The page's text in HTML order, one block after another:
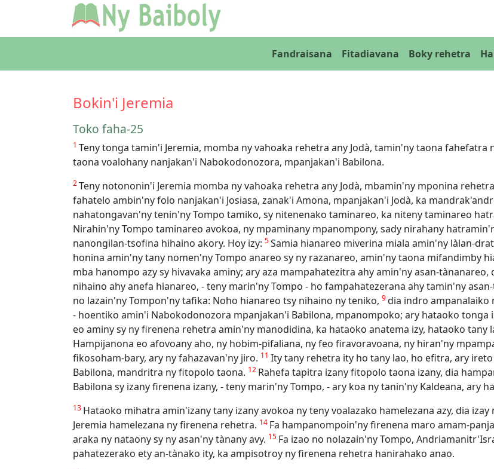
Fandraisana Fitadiavana Boky rehetra
Bokin'i Jeremia
Toko faha-25
1 Teny tonga tamin'i Jeremia, momba ny vahoaka rehetra any Jodà, tamin'ny taona fahefatra
taona voalohany nanjakan'i Nabokodonozora, mpanjakan'i Babilona.
2Teny notononin'i Jeremia momba ny vahoaka rehetra any Jodà, mbamin'ny mponina
fahatelo ambin'ny folo nanjakan'i Josiasa, zanak'i Amona, mpanjakan'i Jodà, ka
nahatongavan'ny tenin'ny Tompo tamiko, sy nitenenako taminareo, ka niteny taminareo
Nirahin'ny Tompo taminareo avokoa, ny mpaminany mpanompony, sady nirahany
nanongilan-tsofina hihaino akory. Hoy izy: 5Samia hianareo miverina miala amin'ny làlan-
honina amin'ny tany nomen'ny Tompo anareo sy ny razanareo, amin'ny taona mifandimby
mba hanompo azy sy hivavaka aminy; ary aza mampahatezitra ahy amin'ny asan-
nihaino ahy anefa hianareo, - teny marin'ny Tompo - ho fampahatezerana ahy tamin'ny
no lazain'ny Tompon'ny tafika: Noho hianareo tsy nihaino ny teniko, 9dia indro ampanalaiko
- hoentiko amin'i Nabokodonozora mpanjakan'i Babilona, mpanompoko; ary hataoko
eo aminy sy ny firenena rehetra amin'ny manodidina, ka hataoko anatema izy, hataoko tany
Hampijanona eo afovoany aho, ny hobim-pifaliana, ny feo firavoravoana, ny hiran'ny
fikosoham-bary, ary ny fahazavan'ny jiro. 11 Ity tany rehetra ity ho tany lao, ho efitra, ary
Babilona, mandritra ny fitopolo taona. 12 Rahefa tapitra izany fitopolo taona izany, dia
Babilona sy izany firenena izany, - teny marin'ny Tompo, - ary koa ny tanin'ny Kaldeana, ary
13 Hataoko mihatra amin'izany tany izany avokoa ny teny voalazako hamelezana azy, dia
Jeremia hamelezana ny firenena rehetra. 14 Fa hampanompoin'ny firenena maro amam-
araka ny nataony sy ny asan'ny tànany avy. 15 Fa izao no nolazain'ny Tompo,
pahatezerako ety an-tànako ity, ka ampisotroy ny firenena rehetra hanirahako anao.